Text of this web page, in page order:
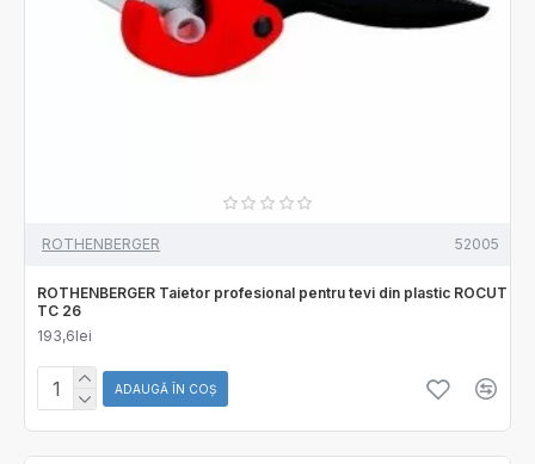
ROTHENBERGER 52005
ROTHENBERGER Taietor profesional pentru tevi din plastic ROCUT
TC 26
193,6lei
ADAUGĂ ÎN COŞ